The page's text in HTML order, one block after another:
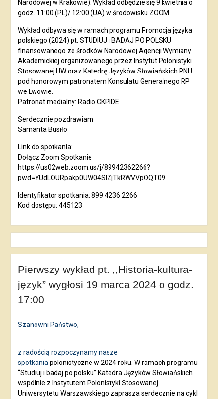
Narodowej w Krakowie). Wykład odbędzie się 9 kwietnia o
godz. 11:00 (PL)/ 12:00 (UA) w środowisku ZOOM.
Wykład odbywa się w ramach programu Promocja języka
polskiego (2024) pt. STUDIUJ i BADAJ PO POLSKU
finansowanego ze środków Narodowej Agencji Wymiany
Akademickiej organizowanego przez Instytut Polonistyki
Stosowanej UW oraz Katedrę Języków Słowiańskich PNU
pod honorowym patronatem Konsulatu Generalnego RP
we Lwowie.
Patronat medialny: Radio CKPIDE
Serdecznie pozdrawiam
Samanta Busiło
Link do spotkania:
Dołącz Zoom Spotkanie
https://us02web.zoom.us/j/89942362266?
pwd=YUdLOURpakp0UW04SlZjTkRWVVpOQT09
Identyfikator spotkania: 899 4236 2266
Kod dostępu: 445123
Pierwszy wykład pt. ,,Historia-kultura-
język” wygłosi 19 marca 2024 o godz.
17:00
Szanowni Państwo,
z radością rozpoczynamy nasze
spotkaniapolonistyczne w 2024 roku. W ramach programu
“Studiuj i badaj po polsku” Katedra Języków Słowiańskich
wspólnie z Instytutem Polonistyki Stosowanej
Uniwersytetu Warszawskiego zaprasza serdecznie na cykl